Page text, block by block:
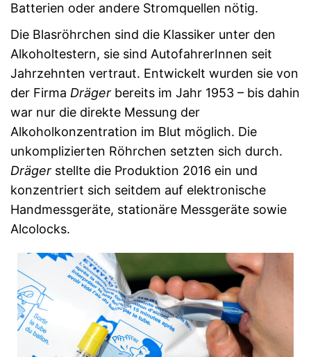
Batterien oder andere Stromquellen nötig.
Die Blasröhrchen sind die Klassiker unter den
Alkoholtestern, sie sind AutofahrerInnen seit
Jahrzehnten vertraut. Entwickelt wurden sie von
der Firma Dräger bereits im Jahr 1953 – bis dahin
war nur die direkte Messung der
Alkoholkonzentration im Blut möglich. Die
unkomplizierten Röhrchen setzten sich durch.
Dräger stellte die Produktion 2016 ein und
konzentriert sich seitdem auf elektronische
Handmessgeräte, stationäre Messgeräte sowie
Alcolocks.